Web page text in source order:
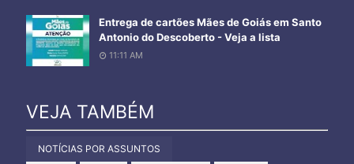
Entrega de cartões Mães de Goiás em Santo
Antonio do Descoberto - Veja a lista
11:11 AM
VEJA TAMBÉM
NOTÍCIAS POR ASSUNTOS